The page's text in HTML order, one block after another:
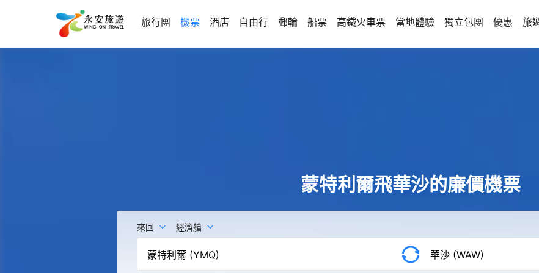
旅行團 機票 酒店 自由行 郵輪 船票 高鐵火車票 當地體驗 獨立包團 優惠 旅
蒙特利爾飛華沙的廉價機票
來回 經濟艙